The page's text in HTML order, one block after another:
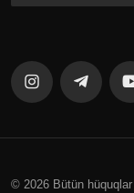
© 2026 Bütün